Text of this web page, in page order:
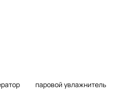
паровой увлажнитель